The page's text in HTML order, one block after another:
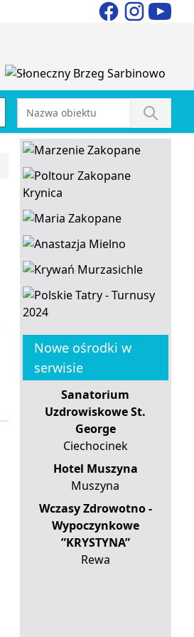
Nowe ośrodki w
serwisie
Sanatorium
Uzdrowiskowe St.
George
Ciechocinek
Hotel Muszyna
Muszyna
Wczasy Zdrowotno -
Wypoczynkowe
”KRYSTYNA”
Rewa